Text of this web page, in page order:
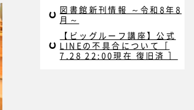
図書館新刊情報 ～令和8年8
月～
【ビッグルーフ講座】公式
LINEの不具合について［
7.28 22:00現在 復旧済 ］